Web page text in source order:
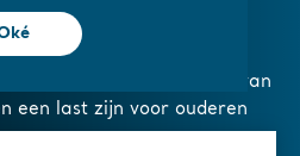
en het uitvoeren van
een last zijn voor ouderen